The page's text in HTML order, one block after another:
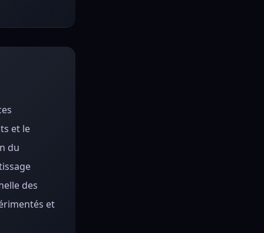
et le
du
des
et